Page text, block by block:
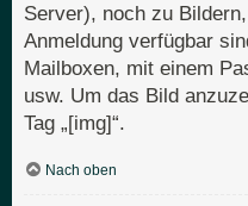
Server), noch zu
Anmeldung verfügbar
Mailboxen, mit einem
usw. Um das Bild
Tag „[img]“.
Nach oben